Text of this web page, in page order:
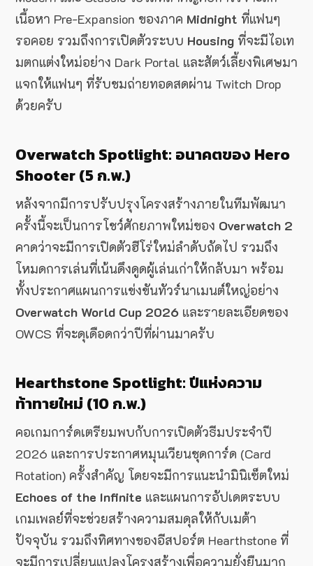
เนื้อหา Pre-Expansion ของภาค Midnight ที่แฟนๆ
รอคอย รวมถึงการเปิดตัวระบบ Housing ที่จะมีไอเท
มตกแต่งใหม่อย่าง Dark Portal และสัตว์เลี้ยงพิเศษมา
แจกให้แฟนๆ ที่รับชมถ่ายทอดสดผ่าน Twitch Drop
ด้วยครับ
Overwatch Spotlight: อนาคตของ Hero
Shooter (5 ก.พ.)
หลังจากมีการปรับปรุงโครงสร้างภายในทีมพัฒนา
ครั้งนี้จะเป็นการโชว์ศักยภาพใหม่ของ Overwatch 2
คาดว่าจะมีการเปิดตัวฮีโร่ใหม่ลำดับถัดไป รวมถึง
โหมดการเล่นที่เน้นดึงดูดผู้เล่นเก่าให้กลับมา พร้อม
ทั้งประกาศแผนการแข่งขันทัวร์นาเมนต์ใหญ่อย่าง
Overwatch World Cup 2026 และรายละเอียดของ
OWCS ที่จะดุเดือดกว่าปีที่ผ่านมาครับ
Hearthstone Spotlight: ปีแห่งความ
ท้าทายใหม่ (10 ก.พ.)
คอเกมการ์ดเตรียมพบกับการเปิดตัวธีมประจำปี
2026 และการประกาศหมุนเวียนชุดการ์ด (Card
Rotation) ครั้งสำคัญ โดยจะมีการแนะนำมินิเซ็ตใหม่
Echoes of the Infinite และแผนการอัปเดตระบบ
เกมเพลย์ที่จะช่วยสร้างความสมดุลให้กับเมต้า
ปัจจุบัน รวมถึงทิศทางของอีสปอร์ต Hearthstone ที่
จะมีการเปลี่ยนแปลงโครงสร้างเพื่อความยั่งยืนมาก